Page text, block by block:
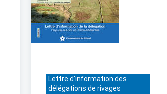
Lettre d'information des
délégations de rivages